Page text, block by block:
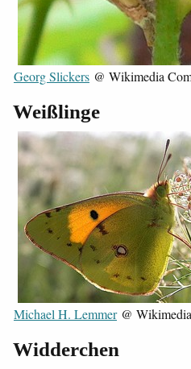
Georg Slickers @ Wikimedia
Weißlinge
Michael H. Lemmer@
Widderchen